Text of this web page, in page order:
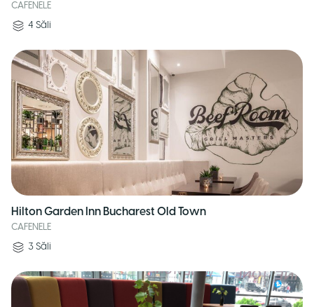
CAFENELE
4 Săli
Hilton Garden Inn Bucharest Old Town
CAFENELE
3 Săli